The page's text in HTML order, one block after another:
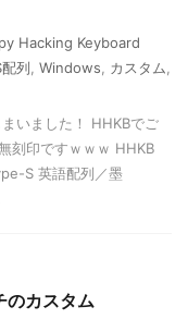
Hacking Keyboard
列 Windows カスタム
いました！ HHKBでご
刻印ですｗｗｗ HHKB
S 英語配列／墨
のカスタム